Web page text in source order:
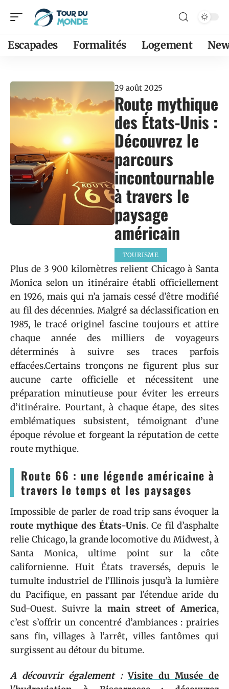
Escapades Formalités Logement
29 août 2025
Route mythique
des États-Unis :
Découvrez le
parcours
incontournable
à travers le
paysage
américain
TOURISME
Plus de 3 900 kilomètres relient Chicago à Santa
Monica selon un itinéraire établi officiellement
en 1926, mais qui n’a jamais cessé d’être modifié
au fil des décennies. Malgré sa déclassification en
1985, le tracé originel fascine toujours et attire
chaque année des milliers de voyageurs
déterminés à suivre ses traces parfois
effacées.Certains tronçons ne figurent plus sur
aucune carte officielle et nécessitent une
préparation minutieuse pour éviter les erreurs
d’itinéraire. Pourtant, à chaque étape, des sites
emblématiques subsistent, témoignant d’une
époque révolue et forgeant la réputation de cette
route mythique.
Route 66 : une légende américaine à
travers le temps et les paysages
Impossible de parler de road trip sans évoquer la
route mythique des États-Unis. Ce fil d’asphalte
relie Chicago, la grande locomotive du Midwest, à
Santa Monica, ultime point sur la côte
californienne. Huit États traversés, depuis le
tumulte industriel de l’Illinois jusqu’à la lumière
du Pacifique, en passant par l’étendue aride du
Sud-Ouest. Suivre la main street of America,
c’est s’offrir un concentré d’ambiances : prairies
sans fin, villages à l’arrêt, villes fantômes qui
surgissent au détour du bitume.
A découvrir également : Visite du Musée de